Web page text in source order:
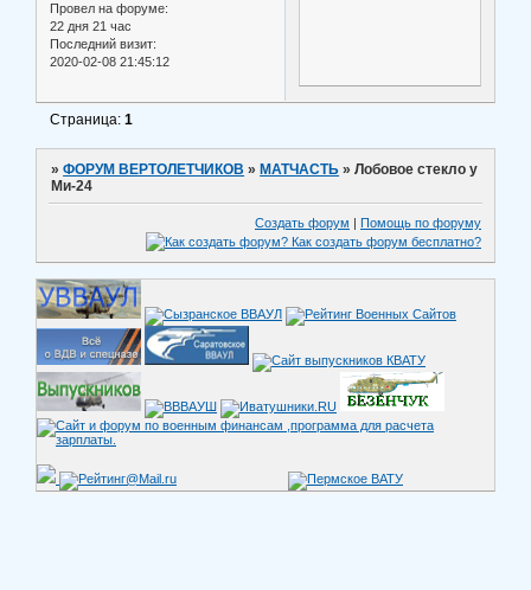
Провел на форуме:
22 дня 21 час
Последний визит:
2020-02-08 21:45:12
Страница:1
»ФОРУМ ВЕРТОЛЕТЧИКОВ »МАТЧАСТЬ »Лобовое стекло у
Ми-24
Создать форум | Помощь по форуму